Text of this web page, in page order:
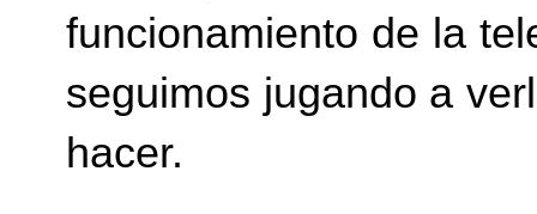
funcionamiento de la
seguimos jugando a
hacer.